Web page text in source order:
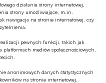
działania strony internetowej,
strony umożliwiające, m.in.
nawigacja na stronie internetowej, czy
pewnych funkcji, takich jak
mediów społecznościowych,
anonimowych danych statystycznych
na stronie internetowej.